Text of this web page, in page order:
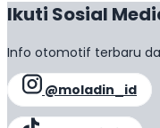
Ikuti Sosial
Info otomotif terbaru
@moladin_id